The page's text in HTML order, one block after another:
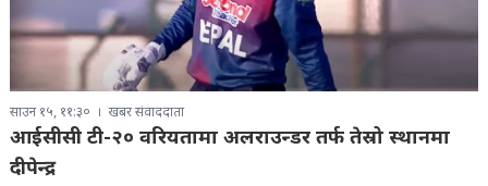
साउन १५, ११:३० खबर संवाददाता
आईसीसी टी-२० वरियतामा अलराउन्डर तर्फ तेस्रो स्थानमा
दीपेन्द्र